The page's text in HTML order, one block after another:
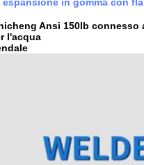
Ansi 150lb
l'acqua